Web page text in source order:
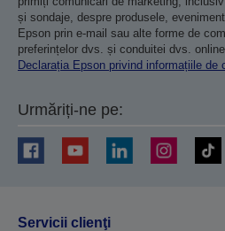
și sondaje, despre produsele,
Epson prin e-mail sau alte forme de
preferințelor dvs. și conduitei dvs.
Declarația Epson privind informațiile de
Urmăriți-ne pe:
Servicii clienţi